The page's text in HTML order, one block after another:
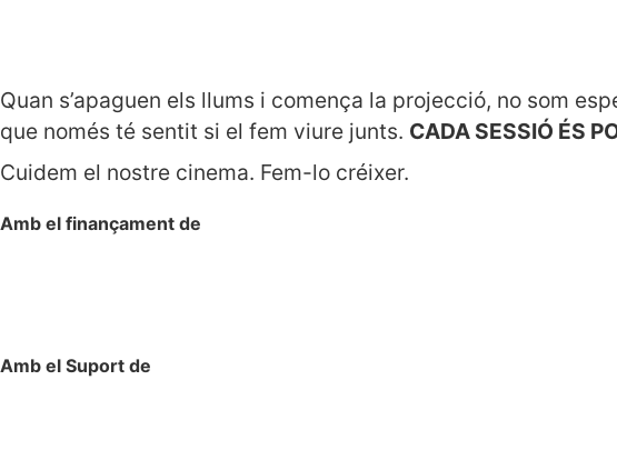
Quan s’apaguen els llums i comença la projecció, no som
que només té sentit si el fem viure junts. CADA SESSIÓ ÉS
Cuidem el nostre cinema. Fem-lo créixer.
Amb el finançament de
Amb el Suport de